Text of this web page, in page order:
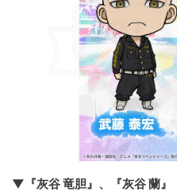
▼『灰谷 竜胆』、『灰谷 蘭』